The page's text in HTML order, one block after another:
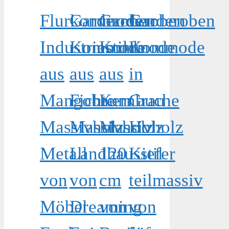
Flurkommode
Industriestil
aus
Mangobaum
Massivholz
Metall
von
Möbel
Garderoben
Kommode
aus
Fichte
Massivholz
Landhausstil
von
Dreaming
Garderoben
Kommode
aus
Kernbuche
Massivholz
120
cm
von
Garderoben
Kommode
in
Grau
Holz
Kiefer
teilmassiv
von